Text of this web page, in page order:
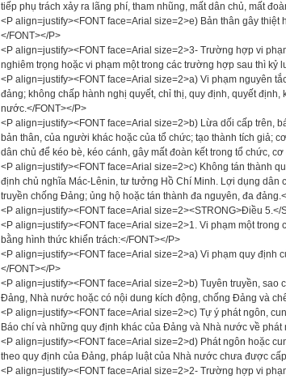
tiếp phụ trách xảy ra lãng phí, tham nhũng, mất dân chủ, mất
<P align=justify><FONT face=Arial size=2>e) Bản thân gây
</FONT></P>
<P align=justify><FONT face=Arial size=2>3- Trường hợp vi
nghiêm trọng hoặc vi phạm một trong các trường hợp sau thì kỷ
<P align=justify><FONT face=Arial size=2>a) Vi phạm nguyên
đảng; không chấp hành nghị quyết, chỉ thị, quy định, quyết
nước.</FONT></P>
<P align=justify><FONT face=Arial size=2>b) Lừa dối cấp trên,
bản thân, của người khác hoặc của tổ chức; tạo thành tích giả;
dân chủ để kéo bè, kéo cánh, gây mất đoàn kết trong tổ chức,
<P align=justify><FONT face=Arial size=2>c) Không tán thành
định chủ nghĩa Mác-Lênin, tư tưởng Hồ Chí Minh. Lợi dụng dân
truyền chống Đảng; ủng hộ hoặc tán thành đa nguyên, đa
<P align=justify><FONT face=Arial size=2><STRONG>Điều
<P align=justify><FONT face=Arial size=2>1. Vi phạm một
bằng hình thức khiển trách:</FONT></P>
<P align=justify><FONT face=Arial size=2>a) Vi phạm quy
</FONT></P>
<P align=justify><FONT face=Arial size=2>b) Tuyên truyền,
Đảng, Nhà nước hoặc có nội dung kích động, chống Đảng và
<P align=justify><FONT face=Arial size=2>c) Tự ý phát ngôn,
Báo chí và những quy định khác của Đảng và Nhà nước về phát
<P align=justify><FONT face=Arial size=2>d) Phát ngôn hoặc
theo quy định của Đảng, pháp luật của Nhà nước chưa được
<P align=justify><FONT face=Arial size=2>2- Trường hợp vi